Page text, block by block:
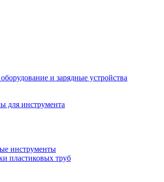
и зарядные устройства
для инструмента
инструменты
пластиковых труб